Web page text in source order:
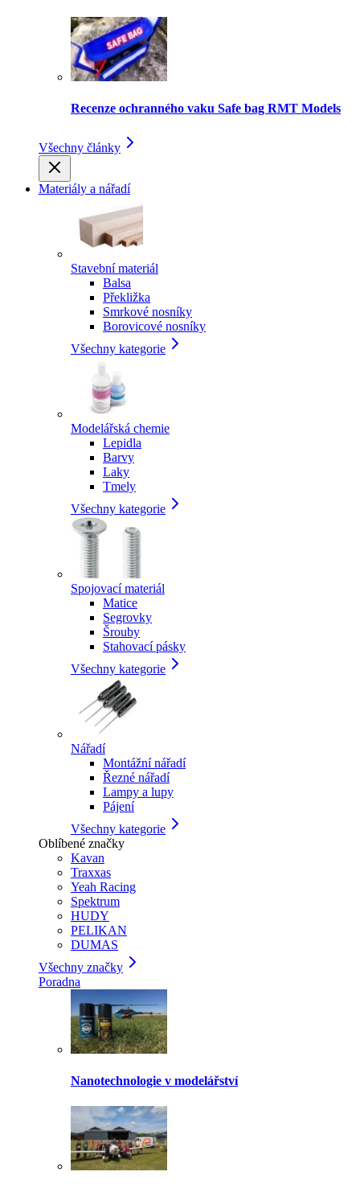
Recenze ochranného vaku Safe bag RMT Models
Všechny články
Materiály a nářadí
Stavební materiál
Balsa
Překližka
Smrkové nosníky
Borovicové nosníky
Všechny kategorie
Modelářská chemie
Lepidla
Barvy
Laky
Tmely
Všechny kategorie
Spojovací materiál
Matice
Segrovky
Šrouby
Stahovací pásky
Všechny kategorie
Nářadí
Montážní nářadí
Řezné nářadí
Lampy a lupy
Pájení
Všechny kategorie
Oblíbené značky
Kavan
Traxxas
Yeah Racing
Spektrum
HUDY
PELIKAN
DUMAS
Všechny značky
Poradna
Nanotechnologie v modelářství